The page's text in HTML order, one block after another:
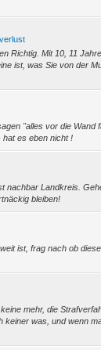
Richtig. Mit 10, 11
ist, was Sie von der
"alles vor die Wand
es eben nicht !
nachbar Landkreis.
bleiben!
ist, frag nach ob
mehr, die
keiner was, und wenn